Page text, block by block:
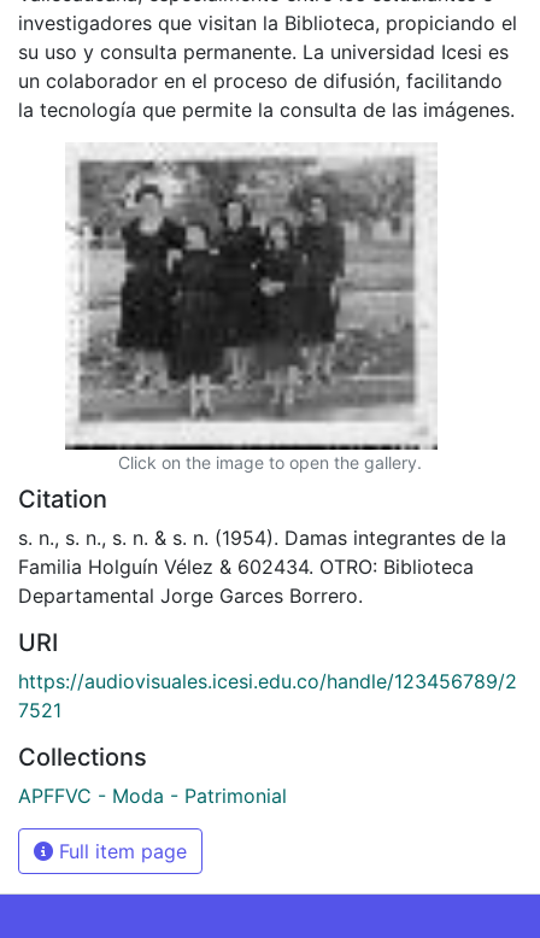
investigadores que visitan la Biblioteca, propiciando el
su uso y consulta permanente. La universidad Icesi es
un colaborador en el proceso de difusión, facilitando
la tecnología que permite la consulta de las imágenes.
Click on the image to open the gallery.
Citation
s. n., s. n., s. n. & s. n. (1954). Damas integrantes de la
Familia Holguín Vélez & 602434. OTRO: Biblioteca
Departamental Jorge Garces Borrero.
URI
https://audiovisuales.icesi.edu.co/handle/123456789/2
7521
Collections
APFFVC - Moda - Patrimonial
Full item page